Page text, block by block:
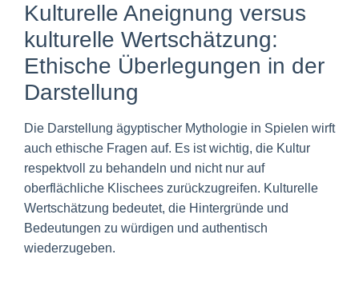
Kulturelle Aneignung versus
kulturelle Wertschätzung:
Ethische Überlegungen in der
Darstellung
Die Darstellung ägyptischer Mythologie in Spielen wirft
auch ethische Fragen auf. Es ist wichtig, die Kultur
respektvoll zu behandeln und nicht nur auf
oberflächliche Klischees zurückzugreifen. Kulturelle
Wertschätzung bedeutet, die Hintergründe und
Bedeutungen zu würdigen und authentisch
wiederzugeben.